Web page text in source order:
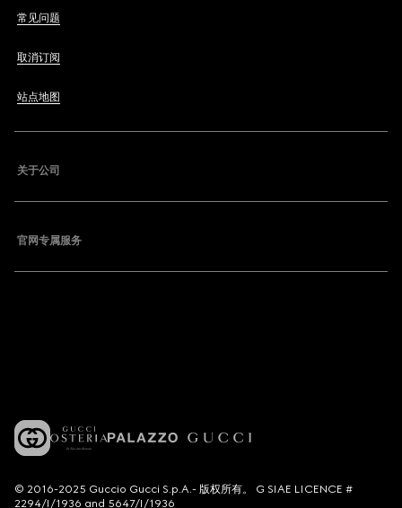
常见问题
取消订阅
站点地图
关于公司
官网专属服务
© 2016-2025 Guccio Gucci S.p.A.- 版权所有。 G SIAE LICENCE #
2294/I/1936 and 5647/I/1936